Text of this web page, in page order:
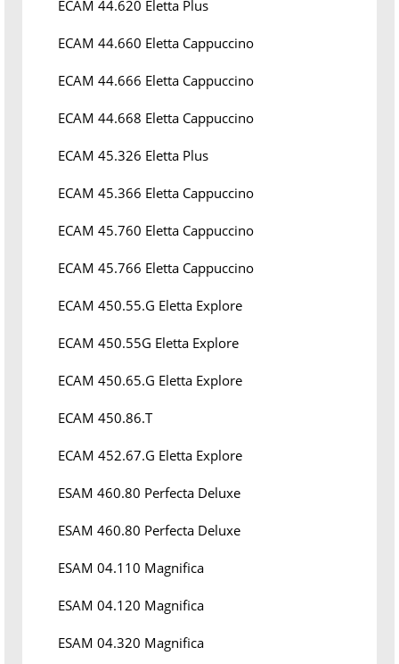
ECAM 44.620 Eletta Plus
ECAM 44.660 Eletta Cappuccino
ECAM 44.666 Eletta Cappuccino
ECAM 44.668 Eletta Cappuccino
ECAM 45.326 Eletta Plus
ECAM 45.366 Eletta Cappuccino
ECAM 45.760 Eletta Cappuccino
ECAM 45.766 Eletta Cappuccino
ECAM 450.55.G Eletta Explore
ECAM 450.55G Eletta Explore
ECAM 450.65.G Eletta Explore
ECAM 450.86.T
ECAM 452.67.G Eletta Explore
ESAM 460.80 Perfecta Deluxe
ESAM 460.80 Perfecta Deluxe
ESAM 04.110 Magnifica
ESAM 04.120 Magnifica
ESAM 04.320 Magnifica